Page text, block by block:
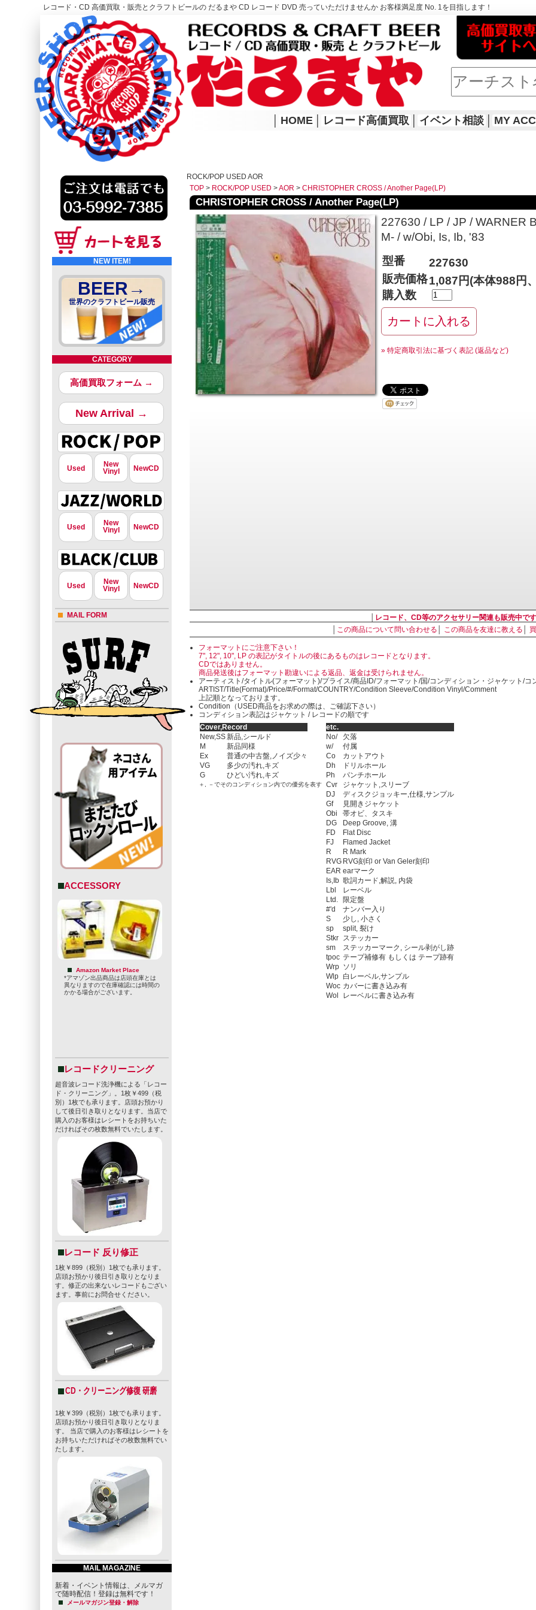
レコード・CD 高価買取・販売とクラフトビールの だるまや CD レコード DVD 売っていただけませんか お客様満足度 No. 1を目指します！
レコード高価買取はこちら
HOME
HOME レコード高価買取 イベント相談 MY
NEW ITEM!
BEER→
世界のクラフトビール販売
CATEGORY
高価買取フォーム →
New Arrival →
Used
New
Vinyl
NewCD
Used
New
Vinyl
NewCD
Used
New
Vinyl
NewCD
MAIL FORM
ACCESSORY
Amazon Market Place
*アマゾン出品商品は店頭在庫とは
異なりますので在庫確認には時間の
かかる場合がございます。
レコードクリーニング
超音波レコード洗浄機による「レコー
ド・クリーニング」。1枚￥499（税
別）1枚でも承ります。店頭お預かり
して後日引き取りとなります。当店で
購入のお客様はレシートをお持ちいた
だければその枚数無料でいたします。
レコード 反り修正
1枚￥899（税別）1枚でも承ります。
店頭お預かり後日引き取りとなりま
す。修正の出来ないレコードもござい
ます。事前にお問合せください。
CD・クリーニング修復 研磨
1枚￥399（税別）1枚でも承ります。
店頭お預かり後日引き取りとなりま
す。 当店で購入のお客様はレシートを
お持ちいただければその枚数無料でい
たします。
MAIL MAGAZINE
新着・イベント情報は、メルマガ
で随時配信！登録は無料です！
メールマガジン登録・解除
ROCK/POP USED AOR
TOP > ROCK/POP USED >AOR > CHRISTOPHER CROSS / Another Page(LP)
CHRISTOPHER CROSS / Another Page(LP)
227630 / LP / JP /
M- / w/Obi, Is, Ib, '83
型番
227630
販売価格1,087円(本体988円
購入数
» 特定商取引法に基づく表記 (返品など)
レコード、CD等のアクセサリー関連も販売中です
この商品について問い合わせる この商品を友達に教える
フォーマットにご注意下さい！
7", 12", 10", LP の表記がタイトルの後にあるものはレコードとなります。
CDではありません。
商品発送後はフォーマット勘違いによる返品、返金は受けられません。
アーティスト/タイトル(フォーマット)/プライス/商品ID/フォーマット/国/コンディション・ジャケット/コ
ARTIST/Title(Format)/Price/#/Format/COUNTRY/Condition Sleeve/Condition Vinyl/Comment
上記順となっております。
Condition（USED商品をお求めの際は、ご確認下さい）
コンディション表記はジャケット / レコードの順です
Cover,Record
New,SS新品,シールド
M
新品同様
Ex
普通の中古盤,ノイズ少々
VG
多少の汚れ,キズ
G
ひどい汚れ,キズ
＋, －でそのコンディション内での優劣を表す
etc.
No/
欠落
w/
付属
Co
カットアウト
Dh
ドリルホール
Ph
パンチホール
Cvr
ジャケット,スリーブ
DJ
ディスクジョッキー,仕様,サンプル
Gf
見開きジャケット
Obi
帯オビ、タスキ
DG
Deep Groove, 溝
FD
Flat Disc
FJ
Flamed Jacket
R
R Mark
RVG RVG刻印 or Van Geler刻印
EAR earマーク
Is,Ib 歌詞カード,解説, 内袋
Lbl
レーベル
Ltd.
限定盤
#'d
ナンバー入り
S
少し, 小さく
sp
split, 裂け
Stkr ステッカー
sm
ステッカーマーク, シール剥がし跡
tpoc テープ補修有 もしくは テープ跡有
Wrp ソリ
Wlp 白レーベル,サンプル
Woc カバーに書き込み有
Wol
レーベルに書き込み有